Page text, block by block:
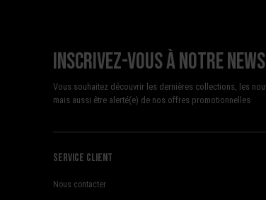
Inscrivez-vous à notre
Vous souhaitez découvrir les dernières collections, les
mais aussi être alerté(e) de nos offres promotionnelles
Service client
Nous contacter